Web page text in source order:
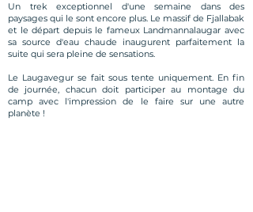
Un trek exceptionnel d'une semaine dans des
paysages qui le sont encore plus. Le massif de Fjallabak
et le départ depuis le fameux Landmannalaugar avec
sa source d'eau chaude inaugurent parfaitement la
suite qui sera pleine de sensations.
Le Laugavegur se fait sous tente uniquement. En fin
de journée, chacun doit participer au montage du
camp avec l'impression de le faire sur une autre
planète !